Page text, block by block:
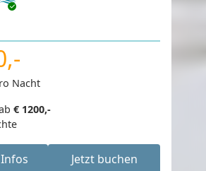
Nacht
€ 1200,-
Jetzt buchen